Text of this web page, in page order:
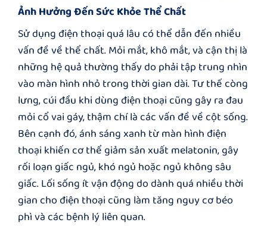
Ảnh Hưởng Đến Sức Khỏe Thể Chất
Sử dụng điện thoại quá lâu có thể dẫn đến nhiều
vấn đề về thể chất. Mỏi mắt, khô mắt, và cận thị là
những hệ quả thường thấy do phải tập trung nhìn
vào màn hình nhỏ trong thời gian dài. Tư thế còng
lưng, cúi đầu khi dùng điện thoại cũng gây ra đau
mỏi cổ vai gáy, thậm chí là các vấn đề về cột sống.
Bên cạnh đó, ánh sáng xanh từ màn hình điện
thoại khiến cơ thể giảm sản xuất melatonin, gây
rối loạn giấc ngủ, khó ngủ hoặc ngủ không sâu
giấc. Lối sống ít vận động do dành quá nhiều thời
gian cho điện thoại cũng làm tăng nguy cơ béo
phì và các bệnh lý liên quan.